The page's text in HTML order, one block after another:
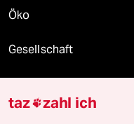
Öko
Gesellschaft
taz zahl ich